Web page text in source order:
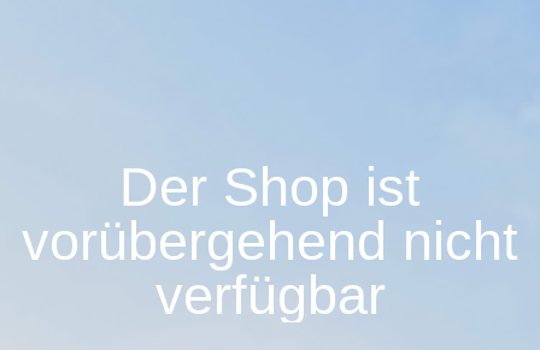
Der Shop ist
vorübergehend nicht
verfügbar